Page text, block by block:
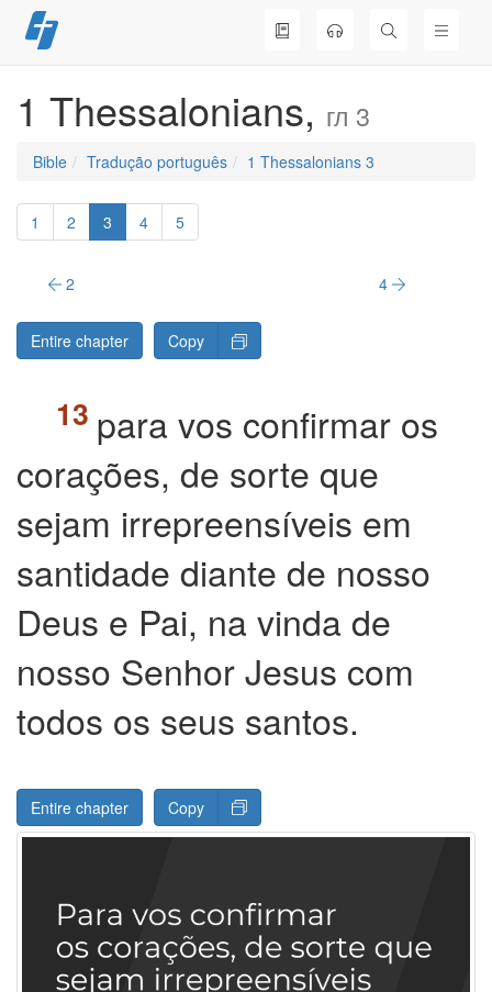
Skip
to
1 Thessalonians, гл 3
Bible Tradução português 1 Thessalonians 3
1 2 3 4 5
2 4
Entire chapter Copy
para vos confirmar os
corações, de sorte que
sejam irrepreensíveis em
santidade diante de nosso
Deus e Pai, na vinda de
nosso Senhor Jesus com
todos os seus santos.
Entire chapter Copy